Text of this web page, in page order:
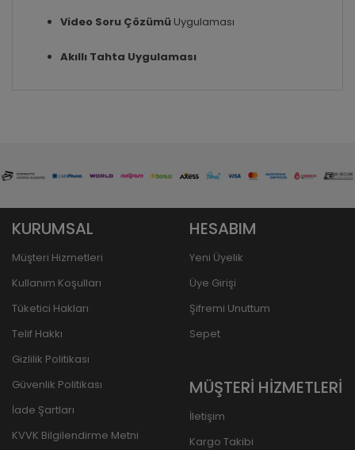
Video Soru Çözümü Uygulaması
Akıllı Tahta Uygulaması
KURUMSAL
Müşteri Hizmetleri
Kullanım Koşulları
Tüketici Hakları
Telif Hakkı
Gizlilik Politikası
Güvenlik Politikası
İade Şartları
KVVK Bilgilendirme Metni
HESABIM
Yeni Üyelik
Üye Girişi
Şifremi Unuttum
Sepet
MÜŞTERİ HİZMETLERİ
İletişim
Kargo Takibi